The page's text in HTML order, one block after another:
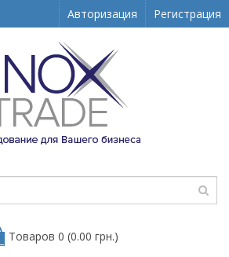
Авторизация Регистрация
Товаров 0 (0.00 грн.)